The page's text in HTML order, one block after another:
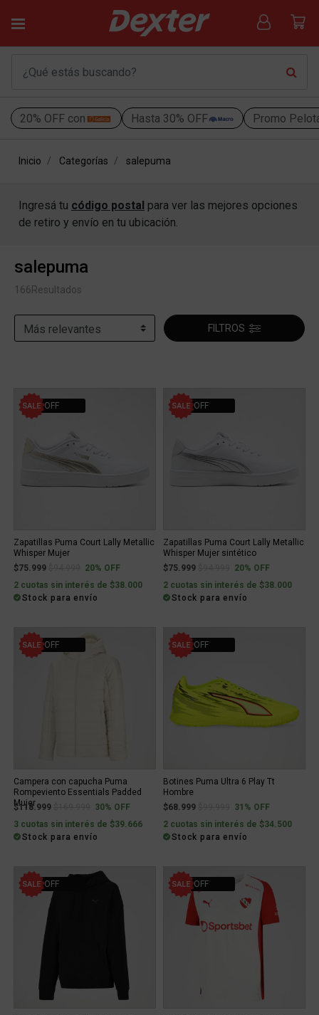
20% OFF con Hasta 30% OFF Promo
Inicio Categorías salepuma
Ingresá tu código postal para ver las mejores opciones
de retiro y envío en tu ubicación.
salepuma
166Resultados
FILTROS
20% OFF
Zapatillas Puma Court Lally Metallic
Whisper Mujer
$75.999
Price reduced from
to20% OFF
2 cuotas sin interés de $38.000
Stock para envío
20% OFF
Zapatillas Puma Court Lally Metallic
Whisper Mujer sintético
$75.999
Price reduced from
to20% OFF
2 cuotas sin interés de $38.000
Stock para envío
30% OFF
Campera con capucha Puma
Rompeviento Essentials Padded
Mujer
$118.999 Price reduced from
to30% OFF
3 cuotas sin interés de $39.666
Stock para envío
31% OFF
Botines Puma Ultra 6 Play Tt
Hombre
$68.999
Price reduced from
to31% OFF
2 cuotas sin interés de $34.500
Stock para envío
31% OFF 50% OFF